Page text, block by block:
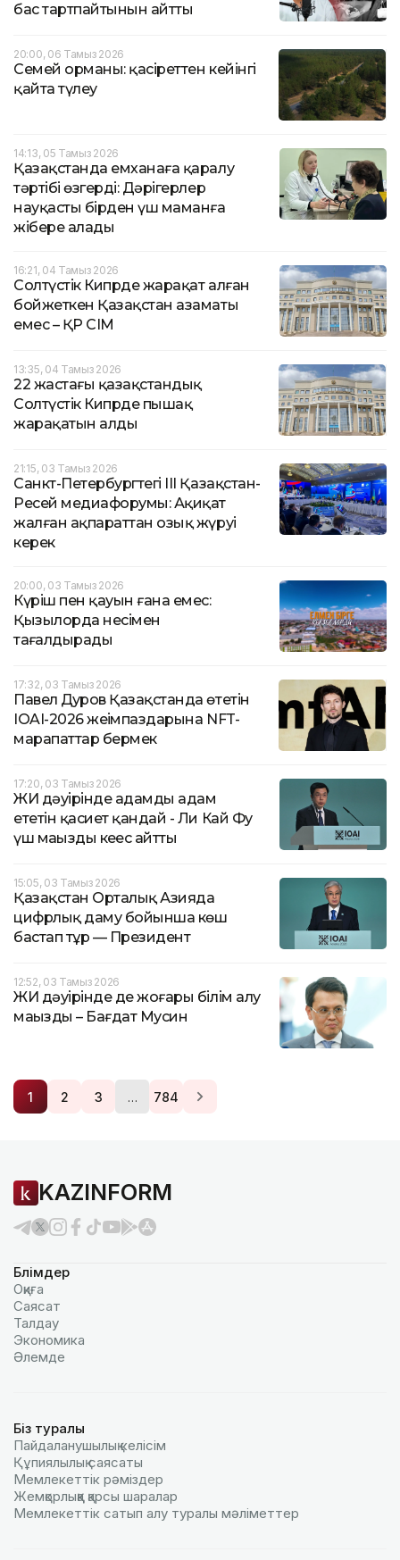
бас тартпайтынын айтты
20:00, 06 Тамыз 2026
Семей орманы: қасіреттен кейінгі
қайта түлеу
14:13, 05 Тамыз 2026
Қазақстанда емханаға қаралу
тәртібі өзгерді: Дәрігерлер
науқасты бірден үш маманға
жібере алады
16:21, 04 Тамыз 2026
Солтүстік Кипрде жарақат алған
бойжеткен Қазақстан азаматы
емес – ҚР СІМ
13:35, 04 Тамыз 2026
22 жастағы қазақстандық
Солтүстік Кипрде пышақ
жарақатын алды
21:15, 03 Тамыз 2026
Санкт-Петербургтегі III Қазақстан-
Ресей медиафорумы: Ақиқат
жалған ақпараттан озық жүруі
керек
20:00, 03 Тамыз 2026
Күріш пен қауын ғана емес:
Қызылорда несімен
таңғалдырады
17:32, 03 Тамыз 2026
Павел Дуров Қазақстанда өтетін
IOAI-2026 жеңімпаздарына NFT-
марапаттар бермек
17:20, 03 Тамыз 2026
ЖИ дәуірінде адамды адам
ететін қасиет қандай - Ли Кай Фу
үш маңызды кеңес айтты
15:05, 03 Тамыз 2026
Қазақстан Орталық Азияда
цифрлық даму бойынша көш
бастап тұр — Президент
12:52, 03 Тамыз 2026
ЖИ дәуірінде де жоғары білім алу
маңызды – Бағдат Мусин
1 2 3 … 784
KAZINFORM
Бөлімдер
Оқиға
Саясат
Талдау
Экономика
Әлемде
Біз туралы
Пайдаланушылық келiciм
Құпиялылық саясаты
Мемлекеттік рәміздер
Жемқорлыққа қарсы шаралар
Мемлекеттік сатып алу туралы мәлiметтер